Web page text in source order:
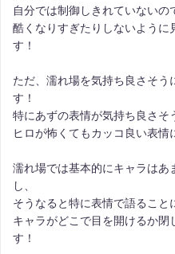
自分では制御しきれていないの
酷くなりすぎたりしないように
す！
ただ、濡れ場を気持ち良さそう
す！
特にあずの表情が気持ち良さそ
ヒロが怖くてもカッコ良い表情
濡れ場では基本的にキャラはあ
し、
そうなると特に表情で語ること
キャラがどこで目を開けるか閉
す！